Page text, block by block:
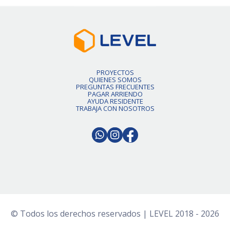
PROYECTOS
QUIENES SOMOS
PREGUNTAS FRECUENTES
PAGAR ARRIENDO
AYUDA RESIDENTE
TRABAJA CON NOSOTROS
© Todos los derechos reservados | LEVEL 2018 - 2026